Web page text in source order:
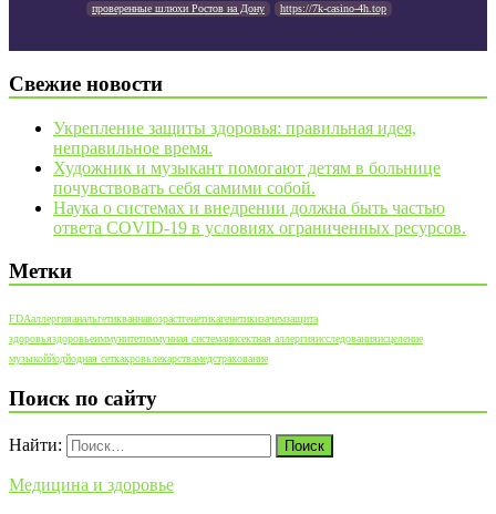
проверенные шлюхи Ростов на Дону
https://7k-casino-4h.top
Свежие новости
Укрепление защиты здоровья: правильная идея,
неправильное время.
Художник и музыкант помогают детям в больнице
почувствовать себя самими собой.
Наука о системах и внедрении должна быть частью
ответа COVID-19 в условиях ограниченных ресурсов.
Метки
FDAаллергияанальгетикваннавозрастгенетикагенетикизачемзащита
здоровьяздоровьеиммунитетиммунная системаинсектная аллергияисследованияисцеление
музыкоййодйодная сеткакровьлекарствамедстрахование
Поиск по сайту
Найти:
Медицина и здоровье